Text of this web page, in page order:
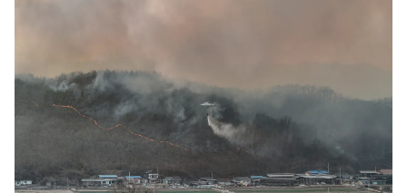
THỜI BÁO VTV